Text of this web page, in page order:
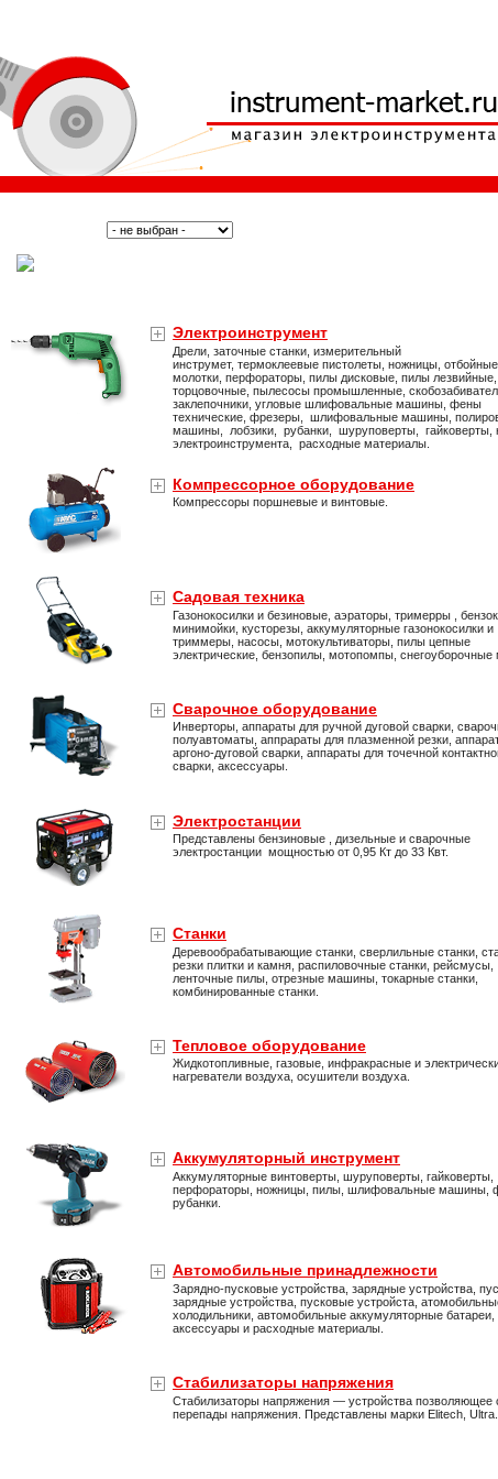
Электроинструмент
Дрели, заточные станки, измерительный
инструмет, термоклеевые пистолеты, ножницы, отбойные
молотки, перфораторы, пилы дисковые, пилы
торцовочные, пылесосы промышленные,
заклепочники, угловые шлифовальные машины, фены
технические, фрезеры, шлифовальные машины,
машины, лобзики, рубанки, шуруповерты, гайковерты,
электроинструмента, расходные материалы.
Компрессорное оборудование
Компрессоры поршневые и винтовые.
Садовая техника
Газонокосилки и безиновые, аэраторы, тримерры ,
минимойки, кусторезы, аккумуляторные газонокосилки и
триммеры, насосы, мотокультиваторы, пилы цепные
электрические, бензопилы, мотопомпы,
Сварочное оборудование
Инверторы, аппараты для ручной дуговой сварки,
полуавтоматы, аппрараты для плазменной резки,
аргоно-дуговой сварки, аппараты для точечной
сварки, аксессуары.
Электростанции
Представлены бензиновые , дизельные и сварочные
электростанции мощностью от 0,95 Кт до 33 Квт.
Станки
Деревообрабатывающие станки, сверлильные станки,
резки плитки и камня, распиловочные станки, рейсмусы,
ленточные пилы, отрезные машины, токарные станки,
комбинированные станки.
Тепловое оборудование
Жидкотопливные, газовые, инфракрасные и
нагреватели воздуха, осушители воздуха.
Аккумуляторный инструмент
Аккумуляторные винтоверты, шуруповерты, гайковерты,
перфораторы, ножницы, пилы, шлифовальные машины,
рубанки.
Автомобильные принадлежности
Зарядно-пусковые устройства, зарядные устройства,
зарядные устройства, пусковые устройста,
холодильники, автомобильные аккумуляторные батареи,
аксессуары и расходные материалы.
Стабилизаторы напряжения
Стабилизаторы напряжения — устройства позволяющее
перепады напряжения. Представлены марки Elitech, Ultra.